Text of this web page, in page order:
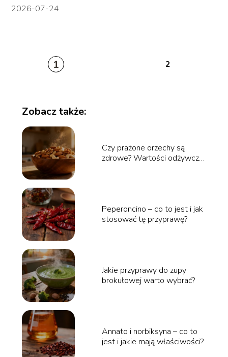
2026-07-24
1 2
Zobacz także:
Czy prażone orzechy są
zdrowe? Wartości odżywcze
Peperoncino – co to jest i jak
stosować tę przyprawę?
Jakie przyprawy do zupy
brokułowej warto wybrać?
Annato i norbiksyna – co to
jest i jakie mają właściwości?